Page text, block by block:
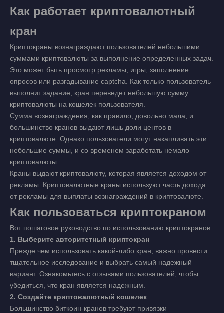
Как работает криптовалютный
кран
Криптокраны вознаграждают пользователей небольшими
суммами криптовалюты за выполнение определенных задач.
Это может быть просмотр рекламы, игры, заполнение
опросов или разгадывание captcha. Как только пользователь
выполнит задание, кран переведет небольшую сумму
криптовалюты на кошелек пользователя.
Сумма вознаграждения, как правило, довольно мала, и
большинство кранов выдают лишь доли центов в
криптовалюте. Однако пользователи могут накапливать эти
небольшие суммы, и со временем заработать немало
криптовалюты.
Краны выдают криптовалюту, которая является доходом от
рекламы. Криптовалютные краны используют часть дохода
от рекламы для выплаты вознаграждений в криптовалюте.
Как пользоваться криптокраном
Вот пошаговое руководство по использованию криптокранов:
1. Выберите авторитетный криптокран
Прежде чем использовать какой-либо кран, важно провести
тщательное исследование и выбрать самый надежный
вариант. Ознакомьтесь с отзывами пользователей, чтобы
убедиться, что кран является надежным.
2. Создайте криптовалютный кошелек
Большинство биткоин-кранов требуют привязки